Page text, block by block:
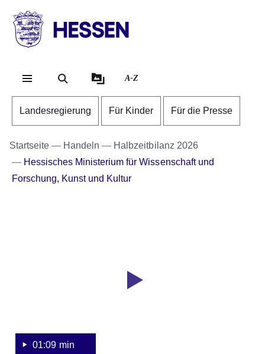
HESSEN
Landesregierung
A-Z
Landesregierung Für Kinder Für die Presse
Startseite Handeln
Halbzeitbilanz 2026
Hessisches Ministerium für Wissenschaft und
Forschung, Kunst und Kultur
01:09 min